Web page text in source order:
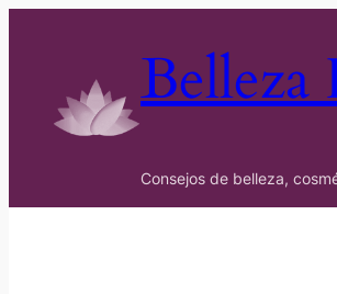
Consejos de belleza,